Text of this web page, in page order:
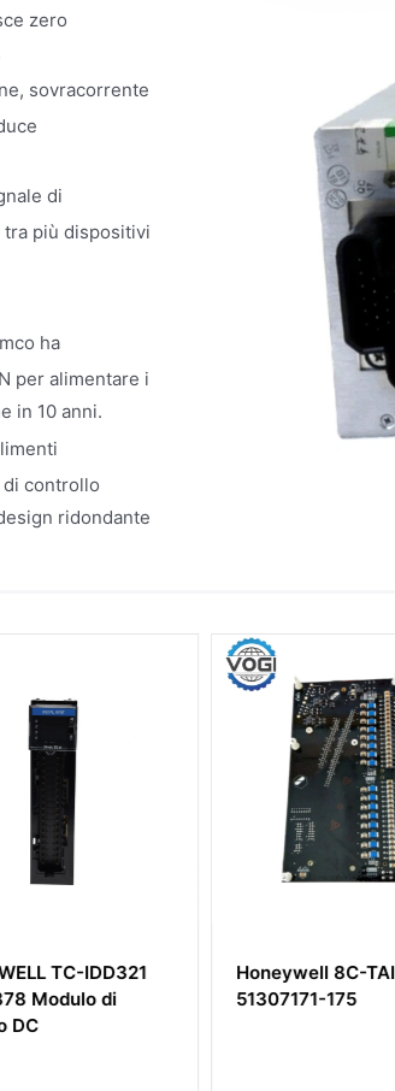
zero
sovracorrente
di
tra più dispositivi
ha
per alimentare i
in 10 anni.
di controllo
ridondante
Honeywell 8C-TAIMA1
51307171-175